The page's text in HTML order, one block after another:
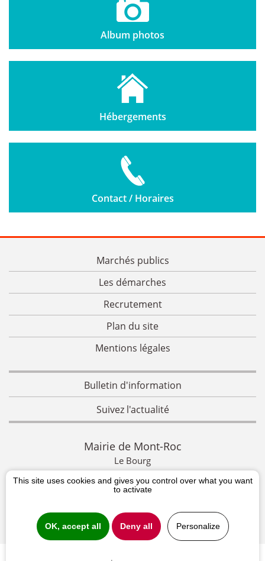
Album photos
Hébergements
Contact / Horaires
Marchés publics
Les démarches
Recrutement
Plan du site
Mentions légales
Bulletin d'information
Suivez l'actualité
Mairie de Mont-Roc
Le Bourg
CONTACTEZ-NOUS
Mairie de Mont-Roc Le Bourg 81120 MONT-ROC
05 63 55 72 05
This site uses cookies and gives you control over what you want
to activate
OK, accept all Deny all Personalize